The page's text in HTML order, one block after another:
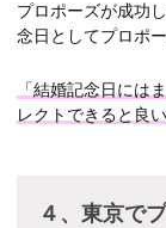
プロポーズが成功
念日としてプロポ
「結婚記念日には
レクトできると良い
４、東京で